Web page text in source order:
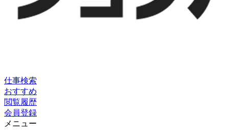
仕事検索
おすすめ
閲覧履歴
会員登録
メニュー